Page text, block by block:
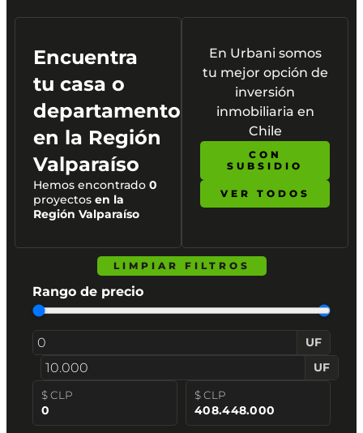
Encuentra
tu casa o
departamento
en la Región
Valparaíso
Hemos encontrado 0
proyectos en la
Región Valparaíso
En Urbani somos
tu mejor opción de
inversión
inmobiliaria en
Chile
CON
SUBSIDIO
VER TODOS
LIMPIAR FILTROS
Rango de precio
UF
UF
$ CLP
0
$ CLP
408.448.000